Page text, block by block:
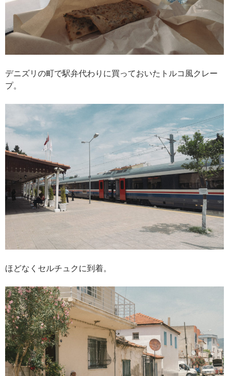
デニズリの町で駅弁代わりに買っておいたトルコ風クレー
プ。
ほどなくセルチュクに到着。